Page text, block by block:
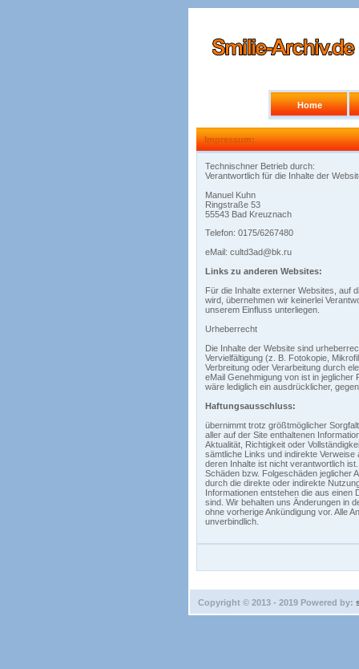
Home
Impressum:
Technischner Betrieb durch:
Verantwortlich für die Inhalte der
Manuel Kuhn
Ringstraße 53
55543 Bad Kreuznach
Telefon: 0175/6267480
eMail: cultd3ad@bk.ru
Links zu anderen Websites:
Für die Inhalte externer Websites, auf
wird, übernehmen wir keinerlei
unserem Einfluss unterliegen.
Urheberrecht
Die Inhalte der Website sind
Vervielfältigung (z. B. Fotokopie,
Verbreitung oder Verarbeitung durch
eMail Genehmigung von ist in jeglicher
wäre lediglich ein ausdrücklicher,
Haftungsausschluss:
übernimmt trotz größtmöglicher
aller auf der Site enthaltenen
Aktualität, Richtigkeit oder
sämtliche Links und indirekte Verweise
deren Inhalte ist nicht verantwortlich
Schäden bzw. Folgeschäden jeglicher
durch die direkte oder indirekte
Informationen entstehen die aus einen
sind. Wir behalten uns Änderungen in
ohne vorherige Ankündigung vor. Alle
unverbindlich.
Copyright © 2013 - 2019 Powered by: